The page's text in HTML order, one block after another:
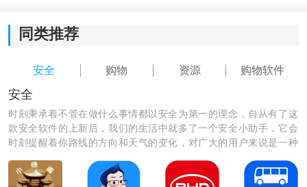
同类推荐
安全 购物 资源 购物软件
安全
时刻秉承着不管在做什么事情都以安全为第一的理念，自从有了这
款安全软件的上新后，我们的生活中就多了一个安全小助手，它会
时刻提醒着你路线的方向和天气的变化，对广大的用户来说是一种
障吧。